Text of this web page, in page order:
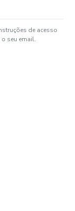
de acesso
seu email.